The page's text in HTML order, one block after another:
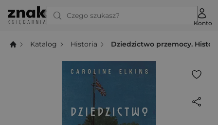
Czego szukasz?
Konto
Katalog Historia Dziedzictwo przemocy.